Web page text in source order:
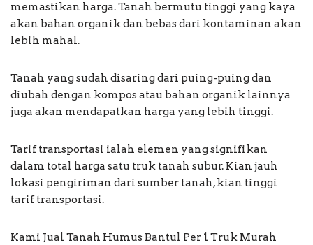
memastikan harga. Tanah bermutu tinggi yang kaya
akan bahan organik dan bebas dari kontaminan akan
lebih mahal.
Tanah yang sudah disaring dari puing-puing dan
diubah dengan kompos atau bahan organik lainnya
juga akan mendapatkan harga yang lebih tinggi.
Tarif transportasi ialah elemen yang signifikan
dalam total harga satu truk tanah subur. Kian jauh
lokasi pengiriman dari sumber tanah, kian tinggi
tarif transportasi.
Kami Jual Tanah Humus Bantul Per 1 Truk Murah